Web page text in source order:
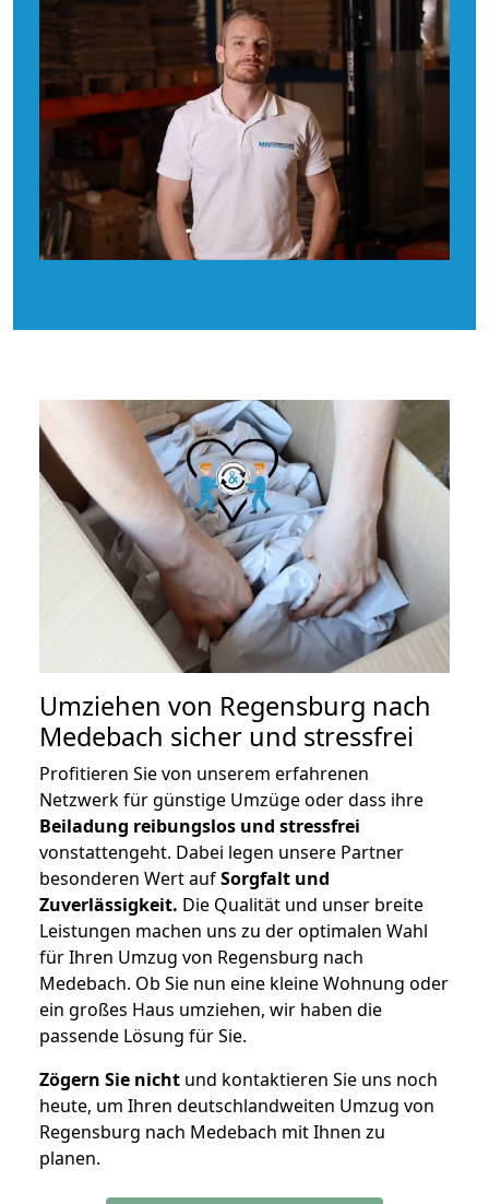
Umziehen von Regensburg nach
Medebach sicher und stressfrei
Profitieren Sie von unserem erfahrenen
Netzwerk für günstige Umzüge oder dass ihre
Beiladung reibungslos und stressfrei
vonstattengeht. Dabei legen unsere Partner
besonderen Wert aufSorgfalt und
Zuverlässigkeit. Die Qualität und unser breite
Leistungen machen uns zu der optimalen Wahl
für Ihren Umzug von Regensburg nach
Medebach. Ob Sie nun eine kleine Wohnung oder
ein großes Haus umziehen, wir haben die
passende Lösung für Sie.
Zögern Sie nicht und kontaktieren Sie uns noch
heute, um Ihren deutschlandweiten Umzug von
Regensburg nach Medebach mit Ihnen zu
planen.